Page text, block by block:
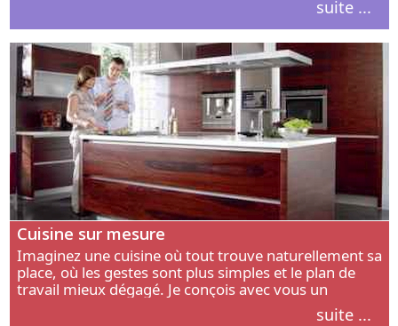
suite ...
Cuisine sur mesure
Imaginez une cuisine où tout trouve naturellement sa
place, où les gestes sont plus simples et le plan de
travail mieux dégagé. Je conçois avec vous un
aménagement adapté à votre manière de cuisiner, de
suite ...